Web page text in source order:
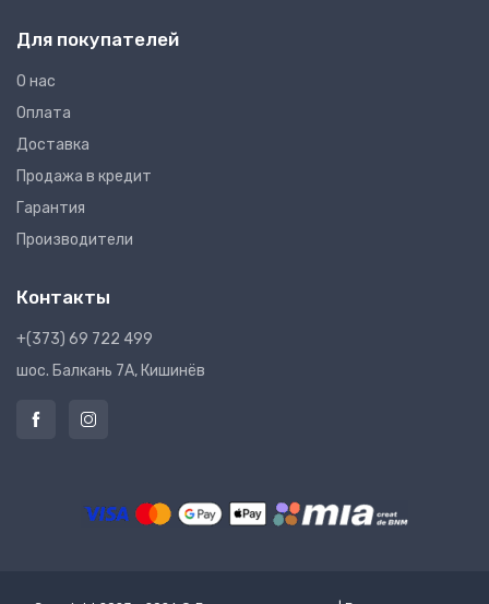
Для покупателей
О нас
Оплата
Доставка
Продажа в кредит
Гарантия
Производители
Контакты
+(373) 69 722 499
шос. Балкань 7A, Кишинёв